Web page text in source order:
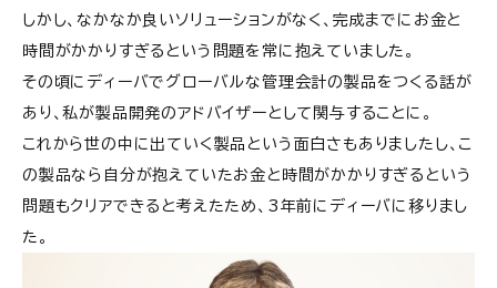
しかし、なかなか良いソリューションがなく、完成までにお金と
時間がかかりすぎるという問題を常に抱えていました。
その頃にディーバでグローバルな管理会計の製品をつくる話が
あり、私が製品開発のアドバイザーとして関与することに。
これから世の中に出ていく製品という面白さもありましたし、こ
の製品なら自分が抱えていたお金と時間がかかりすぎるという
問題もクリアできると考えたため、3年前にディーバに移りまし
た。